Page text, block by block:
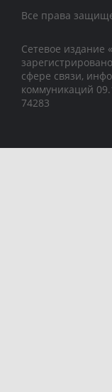
Все права
Сетевое издание
сфере связи,
коммуникаций
74283